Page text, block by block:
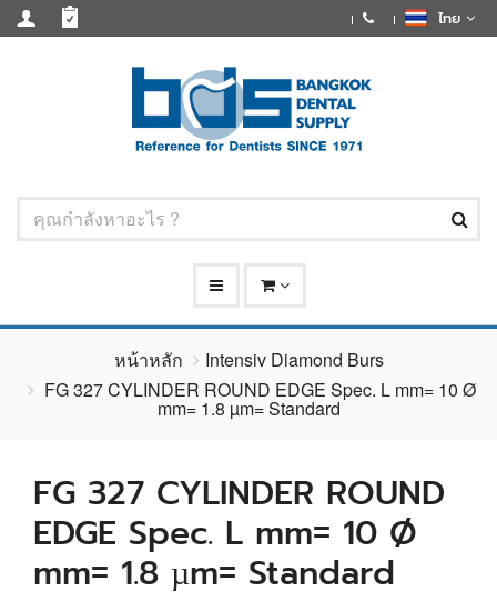
ไทย
หน้าหลัก
Intensiv Diamond Burs
FG 327 CYLINDER ROUND EDGE Spec. L mm= 10 Ø
mm= 1.8 µm= Standard
FG 327 CYLINDER ROUND
EDGE Spec. L mm= 10 Ø
mm= 1.8 µm= Standard